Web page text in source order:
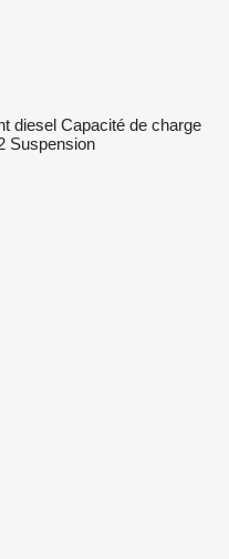
diesel Capacité de charge
Suspension